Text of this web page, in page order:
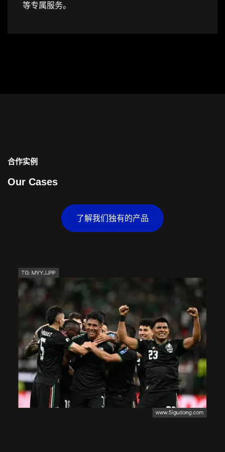
等专属服务。
合作实例
Our Cases
了解我们独有的产品